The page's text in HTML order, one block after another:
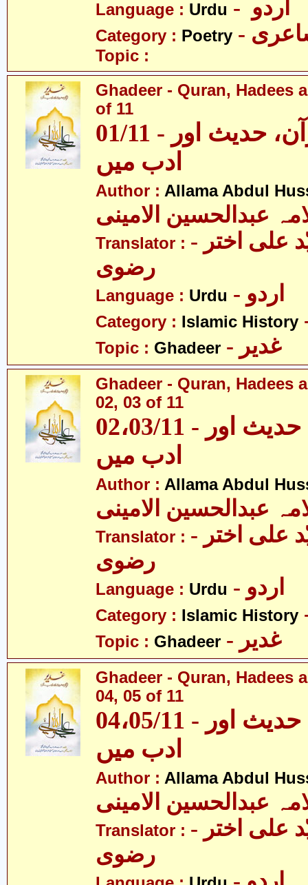
Language : Urdu
Category : Poetry
Topic :
Ghadeer - Quran, Hadees
of 11
01/11 - غدیر - قرآن، حدیث اور
ادب میں
Author : Allama Abdul
عبدالحسین الامینی
Translator : - مولانا سیّد علی اختر
رضوی
Language : Urdu - اردو
Category : Islamic History
Topic : Ghadeer - غدیر
Ghadeer - Quran, Hadees
02, 03 of 11
02،03/11 - غدیر - قرآن، حدیث اور
ادب میں
Author : Allama Abdul
عبدالحسین الامینی
Translator : - مولانا سیّد علی اختر
رضوی
Language : Urdu - اردو
Category : Islamic History
Topic : Ghadeer - غدیر
Ghadeer - Quran, Hadees
04, 05 of 11
04،05/11 - غدیر - قرآن، حدیث اور
ادب میں
Author : Allama Abdul
عبدالحسین الامینی
Translator : - مولانا سیّد علی اختر
رضوی